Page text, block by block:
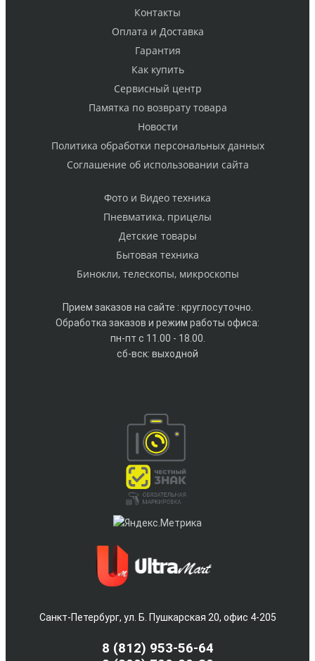
Контакты
Оплата и Доставка
Гарантия
Как купить
Cервисный центр
Памятка по возврату товара
Новости
Политика обработки персональных данных
Cоглашение об использовании сайта
Фото и Видео техника
Пневматика, прицелы
Детские товары
Бытовая техника
Бинокли, телескопы, микроскопы
Прием заказов на сайте : круглосуточно.
Обработка заказов и режим работы офиса:
пн-пт с 11.00 - 18.00.
сб-вск: выходной
Санкт-Петербург, ул. Б. Пушкарская 20, офис 4-205
8 (812) 953-56-64